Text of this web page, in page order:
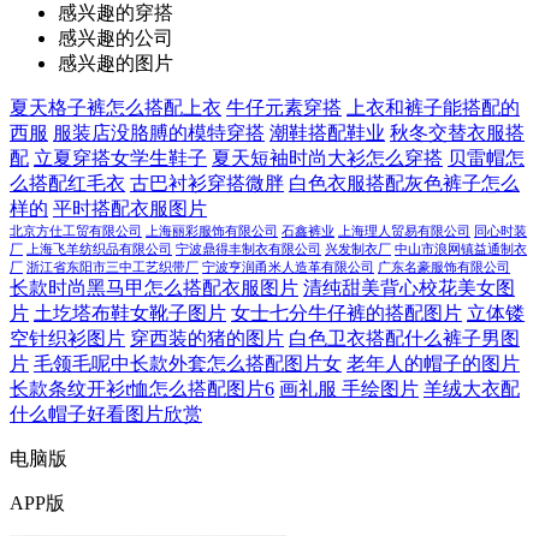
感兴趣的穿搭
感兴趣的公司
感兴趣的图片
夏天格子裤怎么搭配上衣 牛仔元素穿搭
上衣和裤子能搭配的
西服 服装店没胳膊的模特穿搭 潮鞋搭配鞋业 秋冬交替衣服搭
配 立夏穿搭女学生鞋子 夏天短袖时尚大衫怎么穿搭 贝雷帽怎
么搭配红毛衣 古巴衬衫穿搭微胖 白色衣服搭配灰色裤子怎么
样的 平时搭配衣服图片
北京方仕工贸有限公司 上海丽彩服饰有限公司 石鑫裤业 上海理人贸易有限公司 同心时装
厂
上海飞羊纺织品有限公司 宁波鼎得丰制衣有限公司 兴发制衣厂 中山市浪网镇益通制衣
厂 浙江省东阳市三中工艺织带厂 宁波亨润甬米人造革有限公司 广东名豪服饰有限公司
长款时尚黑马甲怎么搭配衣服图片 清纯甜美背心校花美女图
片 土圪塔布鞋女靴子图片 女士七分牛仔裤的搭配图片 立体镂
空针织衫图片 穿西装的猪的图片 白色卫衣搭配什么裤子男图
片 毛领毛呢中长款外套怎么搭配图片女 老年人的帽子的图片
长款条纹开衫t恤怎么搭配图片6 画礼服 手绘图片 羊绒大衣配
什么帽子好看图片欣赏
电脑版
APP版